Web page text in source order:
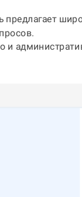
предлагает
и